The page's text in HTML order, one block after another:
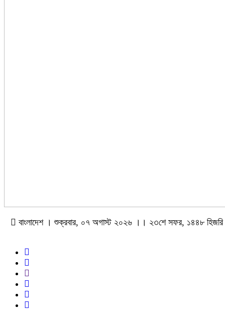
বাংলাদেশ । শুক্রবার, ০৭ অগাস্ট ২০২৬ ।। ২৩শে সফর, ১৪৪৮ হিজরি